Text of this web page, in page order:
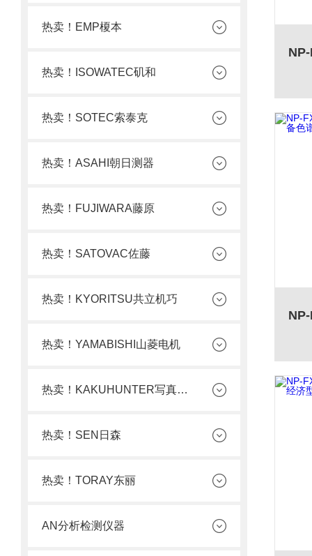
热卖！EMP榎本
热卖！ISOWATEC矶和
热卖！SOTEC索泰克
热卖！ASAHI朝日测器
热卖！FUJIWARA藤原
热卖！SATOVAC佐藤
热卖！KYORITSU共立机巧
热卖！YAMABISHI山菱电机
热卖！KAKUHUNTER写真化学
热卖！SEN日森
热卖！TORAY东丽
AN分析检测仪器